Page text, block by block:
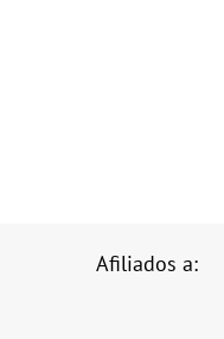
Afiliados a: